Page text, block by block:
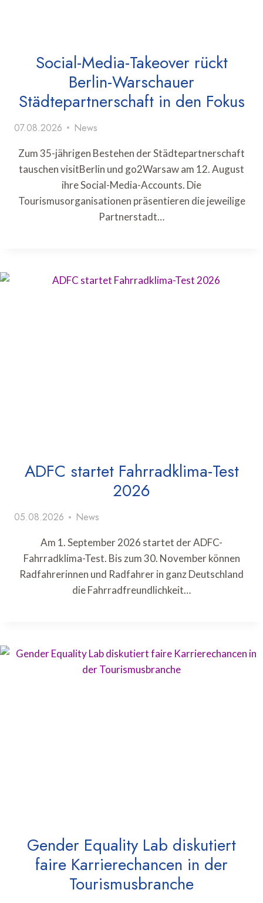
Social-Media-Takeover rückt
Berlin-Warschauer
Städtepartnerschaft in den Fokus
07.08.2026 News
Zum 35-jährigen Bestehen der Städtepartnerschaft
tauschen visitBerlin und go2Warsaw am 12. August
ihre Social-Media-Accounts. Die
Tourismusorganisationen präsentieren die jeweilige
Partnerstadt…
ADFC startet Fahrradklima-Test
2026
05.08.2026 News
Am 1. September 2026 startet der ADFC-
Fahrradklima-Test. Bis zum 30. November können
Radfahrerinnen und Radfahrer in ganz Deutschland
die Fahrradfreundlichkeit…
Gender Equality Lab diskutiert
faire Karrierechancen in der
Tourismusbranche